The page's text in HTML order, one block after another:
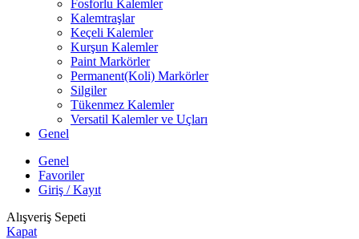
Fosforlu Kalemler
Kalemtraşlar
Keçeli Kalemler
Kurşun Kalemler
Paint Markörler
Permanent(Koli) Markörler
Silgiler
Tükenmez Kalemler
Versatil Kalemler ve Uçları
Genel
Genel
Favoriler
Giriş / Kayıt
Alışveriş Sepeti
Kapat